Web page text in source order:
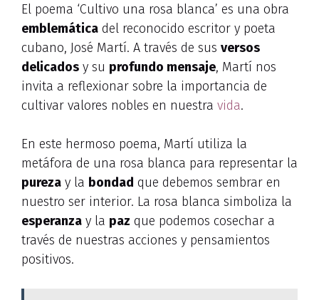
El poema ‘Cultivo una rosa blanca’ es una obra
emblemática del reconocido escritor y poeta
cubano, José Martí. A través de sus versos
delicados y su profundo mensaje, Martí nos
invita a reflexionar sobre la importancia de
cultivar valores nobles en nuestra vida.
En este hermoso poema, Martí utiliza la
metáfora de una rosa blanca para representar la
pureza y la bondad que debemos sembrar en
nuestro ser interior. La rosa blanca simboliza la
esperanza y la paz que podemos cosechar a
través de nuestras acciones y pensamientos
positivos.